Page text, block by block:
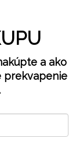
a ako
prekvapenie